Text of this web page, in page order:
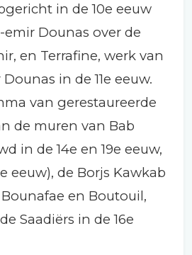
in de 10e eeuw
Dounas over de
en Terrafine, werk van
in de 11e eeuw.
van gerestaureerde
de muren van Bab
in de 14e en 19e eeuw,
eeuw), de Borjs Kawkab
Bounafae en Boutouil,
Saadiërs in de 16e